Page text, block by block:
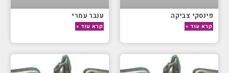
פינסקי צביקה
קרא עוד »
ענבר עמרי
קרא עוד »